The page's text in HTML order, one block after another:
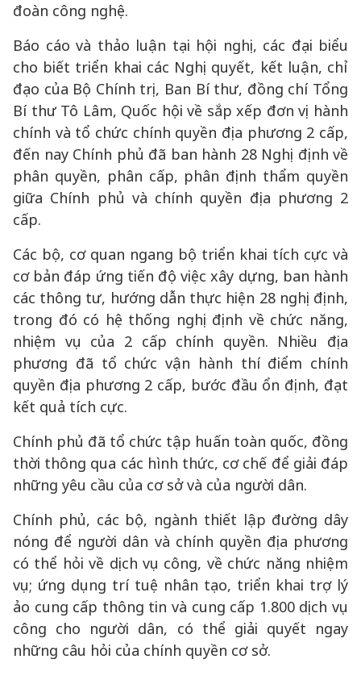
đoàn công nghệ.
Báo cáo và thảo luận tại hội nghị, các đại biểu
cho biết triển khai các Nghị quyết, kết luận, chỉ
đạo của Bộ Chính trị, Ban Bí thư, đồng chí Tổng
Bí thư Tô Lâm, Quốc hội về sắp xếp đơn vị hành
chính và tổ chức chính quyền địa phương 2 cấp,
đến nay Chính phủ đã ban hành 28 Nghị định về
phân quyền, phân cấp, phân định thẩm quyền
giữa Chính phủ và chính quyền địa phương 2
cấp.
Các bộ, cơ quan ngang bộ triển khai tích cực và
cơ bản đáp ứng tiến độ việc xây dựng, ban hành
các thông tư, hướng dẫn thực hiện 28 nghị định,
trong đó có hệ thống nghị định về chức năng,
nhiệm vụ của 2 cấp chính quyền. Nhiều địa
phương đã tổ chức vận hành thí điểm chính
quyền địa phương 2 cấp, bước đầu ổn định, đạt
kết quả tích cực.
Chính phủ đã tổ chức tập huấn toàn quốc, đồng
thời thông qua các hình thức, cơ chế để giải đáp
những yêu cầu của cơ sở và của người dân.
Chính phủ, các bộ, ngành thiết lập đường dây
nóng để người dân và chính quyền địa phương
có thể hỏi về dịch vụ công, về chức năng nhiệm
vụ; ứng dụng trí tuệ nhân tạo, triển khai trợ lý
ảo cung cấp thông tin và cung cấp 1.800 dịch vụ
công cho người dân, có thể giải quyết ngay
những câu hỏi của chính quyền cơ sở.